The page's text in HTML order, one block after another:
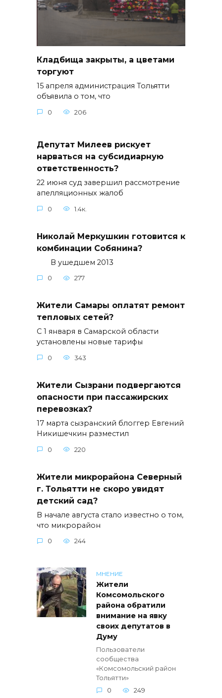
Кладбища закрыты, а цветами
торгуют
15 апреля администрация Тольятти
объявила о том, что
0 206
Депутат Милеев рискует
нарваться на субсидиарную
ответственность?
22 июня суд завершил рассмотрение
апелляционных жалоб
0 1.4к.
Николай Меркушкин готовится к
комбинации Собянина?
В ушедшем 2013
0 277
Жители Самары оплатят ремонт
тепловых сетей?
С 1 января в Самарской области
установлены новые тарифы
0 343
Жители Сызрани подвергаются
опасности при пассажирских
перевозках?
17 марта сызранский блоггер Евгений
Никишечкин разместил
0 220
Жители микрорайона Северный
г. Тольятти не скоро увидят
детский сад?
В начале августа стало известно о том,
что микрорайон
0 244
МНЕНИЕ
Жители
Комсомольского
района обратили
внимание на явку
своих депутатов в
Думу
Пользователи
сообщества
«Комсомольский район
Тольятти»
0
249